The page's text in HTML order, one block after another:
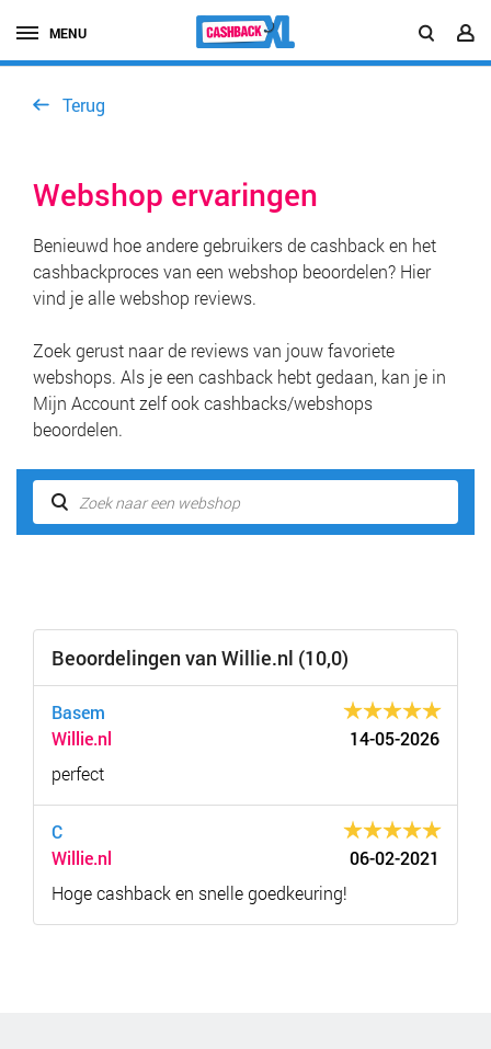
MENU
Terug
Webshop ervaringen
Benieuwd hoe andere gebruikers de cashback en het
cashbackproces van een webshop beoordelen? Hier
vind je alle webshop reviews.
Zoek gerust naar de reviews van jouw favoriete
webshops. Als je een cashback hebt gedaan, kan je in
Mijn Account zelf ook cashbacks/webshops
beoordelen.
Beoordelingen van Willie.nl (10,0)
Basem
Willie.nl
14-05-2026
perfect
C
Willie.nl
06-02-2021
Hoge cashback en snelle goedkeuring!